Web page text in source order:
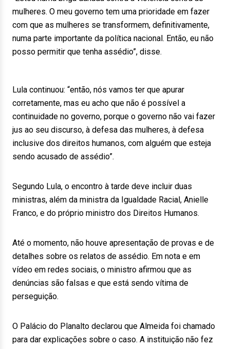
mulheres. O meu governo tem uma prioridade em fazer
com que as mulheres se transformem, definitivamente,
numa parte importante da política nacional. Então, eu não
posso permitir que tenha assédio”, disse.
Lula continuou: “então, nós vamos ter que apurar
corretamente, mas eu acho que não é possível a
continuidade no governo, porque o governo não vai fazer
jus ao seu discurso, à defesa das mulheres, à defesa
inclusive dos direitos humanos, com alguém que esteja
sendo acusado de assédio”.
Segundo Lula, o encontro à tarde deve incluir duas
ministras, além da ministra da Igualdade Racial, Anielle
Franco, e do próprio ministro dos Direitos Humanos.
Até o momento, não houve apresentação de provas e de
detalhes sobre os relatos de assédio. Em nota e em
vídeo em redes sociais, o ministro afirmou que as
denúncias são falsas e que está sendo vítima de
perseguição.
O Palácio do Planalto declarou que Almeida foi chamado
para dar explicações sobre o caso. A instituição não fez